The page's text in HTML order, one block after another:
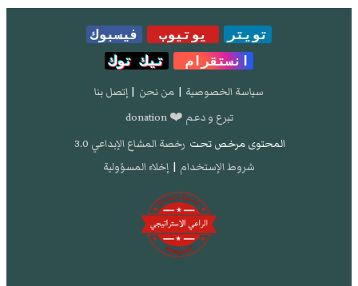
تويتر يوتيوب
فيسبوك
انستقرام
تيك توك
سياسة الخصوصية | من نحن | إتصل بنا
تبرع و دعم ❤️ donation
المحتوى مرخص تحت رخصة المشاع الإبداعي 3.0
شروط الإستخدام | إخلاء المسؤولية